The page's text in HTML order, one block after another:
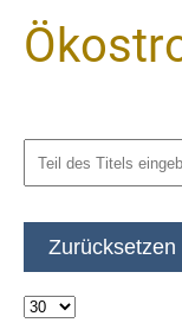
Zurücksetzen